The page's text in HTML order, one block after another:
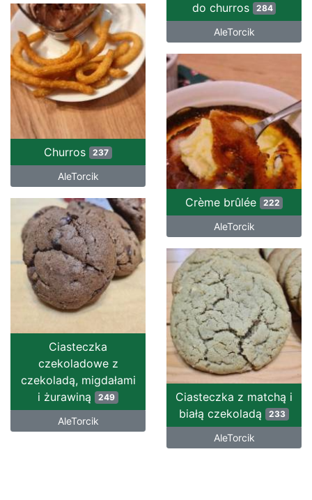
do churros
284
AleTorcik
Churros 237
AleTorcik
Crème brûlée 222
AleTorcik
Ciasteczka
czekoladowe z
czekoladą, migdałami
i żurawiną 249
AleTorcik
Ciasteczka z matchą i
białą czekoladą 233
AleTorcik